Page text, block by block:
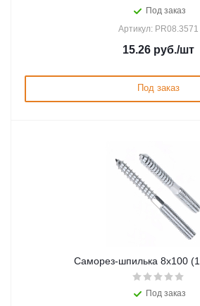
Под заказ
Артикул: PR08.3571
15.26 руб./шт
Под заказ
Саморез-шпилька 8х100
Под заказ